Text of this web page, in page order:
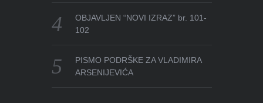
OBJAVLJEN “NOVI IZRAZ” br. 101-
102
PISMO PODRŠKE ZA VLADIMIRA
ARSENIJEVIĆA